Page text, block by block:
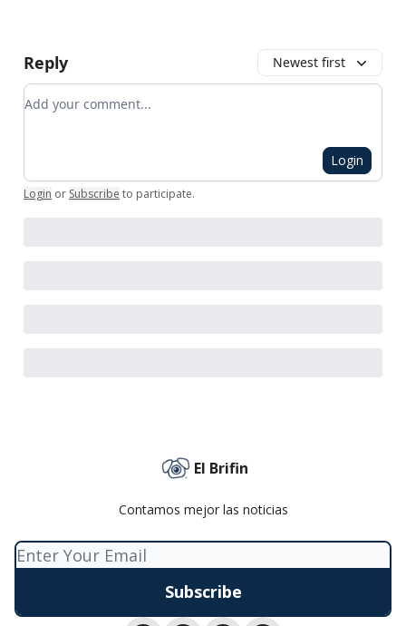
Reply Newest first
Add your comment
Login
Login or Subscribe to participate.
El Brifin
Contamos mejor las noticias